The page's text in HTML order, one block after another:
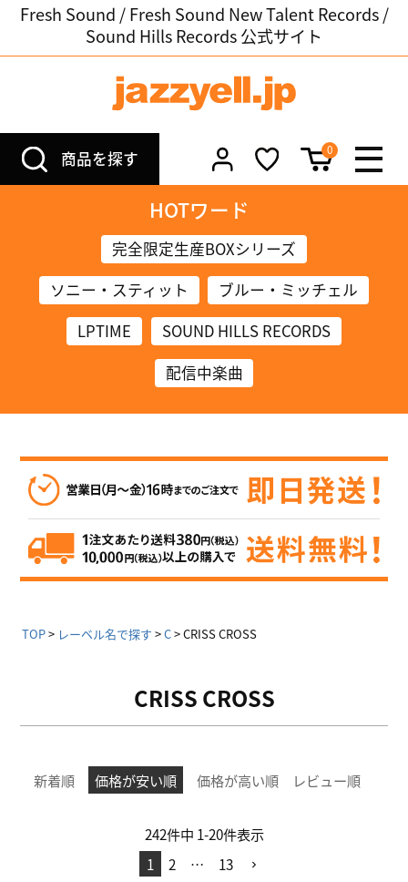
Fresh Sound / Fresh Sound New Talent Records /
Sound Hills Records 公式サイト
商品を探す 0
HOTワード
完全限定生産BOXシリーズ
ソニー・スティット
ブルー・ミッチェル
LPTIME
SOUND HILLS RECORDS
配信中楽曲
TOP レーベル名で探す C CRISS CROSS
CRISS CROSS
新着順 価格が安い順 価格が高い順 レビュー順
242件中 1-20件表示
1
2 … 13